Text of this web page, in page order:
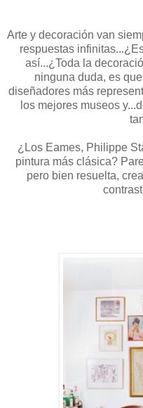
Arte y decoración van
respuestas
así...¿Toda la
ninguna duda, es
diseñadores más
los mejores museos
¿Los Eames, Philippe
pintura más clásica?
pero bien resuelta,